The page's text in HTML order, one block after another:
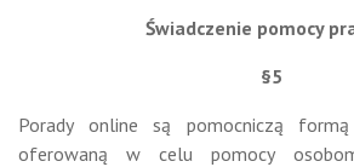
Świadczenie pomocy
§5
Porady online są pomocniczą formą
oferowaną w celu pomocy